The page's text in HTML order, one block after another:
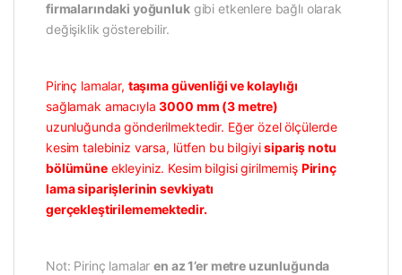
firmalarındaki yoğunlukgibi etkenlere bağlı olarak
değişiklik gösterebilir.
Pirinç lamalar, taşıma güvenliği ve kolaylığı
sağlamak amacıyla3000 mm (3 metre)
uzunluğunda gönderilmektedir. Eğer özel ölçülerde
kesim talebiniz varsa, lütfen bu bilgiyisipariş notu
bölümüneekleyiniz. Kesim bilgisi girilmemiş Pirinç
lama siparişlerinin sevkiyatı
gerçekleştirilememektedir.
Not: Pirinç lamalaren az 1’er metre uzunluğunda